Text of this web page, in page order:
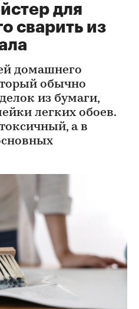
для
сварить из
домашнего
обычно
из бумаги,
легких обоев.
а в